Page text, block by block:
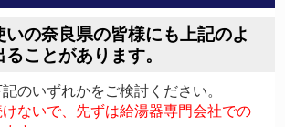
いの奈良県の皆様にも上記のよ
ことがあります。
のいずれかをご検討ください。
ないで、先ずは給湯器専門会社での